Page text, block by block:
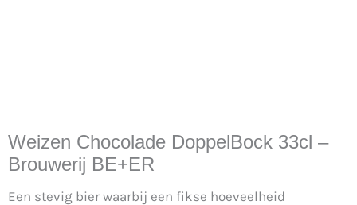
Weizen Chocolade DoppelBock 33cl –
Brouwerij BE+ER
Een stevig bier waarbij een fikse hoeveelheid